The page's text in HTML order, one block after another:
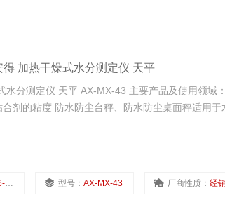
加热干燥式水分测定仪 天平
水分测定仪 天平 AX-MX-43 主要产品及使用领域
剂的粘度 防水防尘台秤、防水防尘桌面秤适用于
型号： AX-MX-43 厂商性质： 经